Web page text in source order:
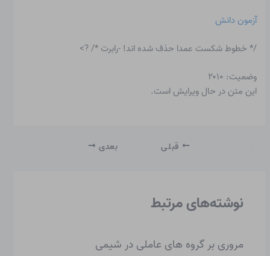
آزمون دانش
/* خطوط شکست عمدا حذف شده اند! -رابرت */ ?>
وضعیت: ۲۰۱۰
این متن در حال ویرایش است.
قبلی بعدی
نوشته‌های مرتبط
مروری بر گروه های عاملی در شیمی